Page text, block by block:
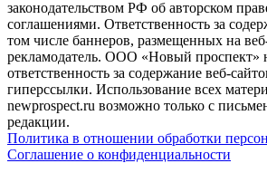
законодательством РФ об авторском
соглашениями. Ответственность за
том числе баннеров, размещенных на
рекламодатель. ООО «Новый проспект»
ответственность за содержание веб-
гиперссылки. Использование всех
newprospect.ru возможно только с
редакции.
Политика в отношении обработки
Соглашение о конфиденциальности